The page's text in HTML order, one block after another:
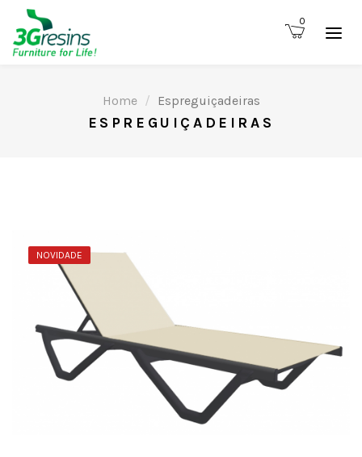
0
Home Espreguiçadeiras
ESPREGUIÇADEIRAS
NOVIDADE